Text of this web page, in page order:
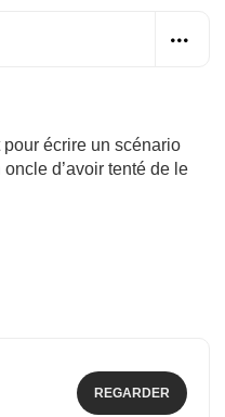
écrire un scénario
d’avoir tenté de le
REGARDER